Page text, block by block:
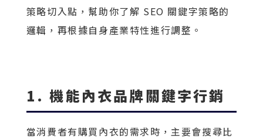
策略切入點，幫助你了解 SEO 關鍵字策略的
邏輯，再根據自身產業特性進行調整。
1. 機能內衣品牌關鍵字行銷
當消費者有購買內衣的需求時，主要會搜尋比